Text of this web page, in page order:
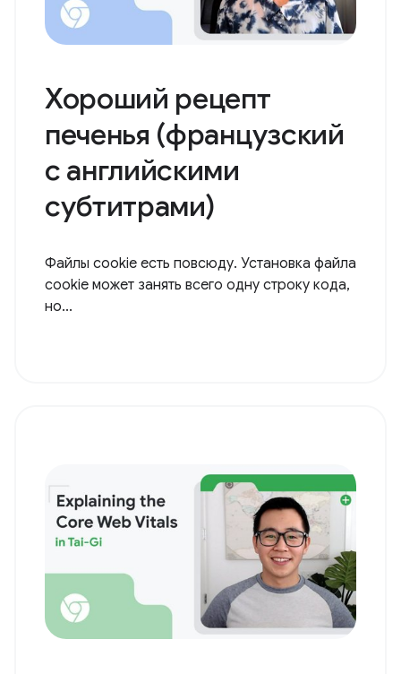
Хороший рецепт
печенья (французский
с английскими
субтитрами)
Файлы cookie есть повсюду. Установка файла
cookie может занять всего одну строку кода,
но...